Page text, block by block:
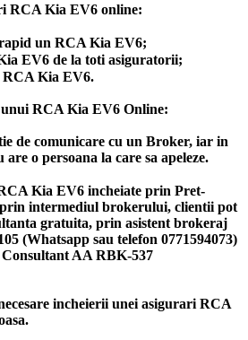
RCA Kia EV6 online:
un RCA Kia EV6;
EV6 de la toti asiguratorii;
RCA Kia EV6.
unui RCA Kia EV6 Online:
de comunicare cu un Broker, iar in
o persoana la care sa apeleze.
Kia EV6 incheiate prin Pret-
intermediul brokerului, clientii pot
gratuita, prin asistent brokeraj
(Whatsapp sau telefon 0771594073)
AA RBK-537
incheierii unei asigurari RCA